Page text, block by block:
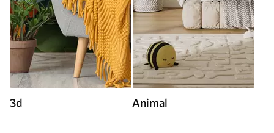
3d Animal